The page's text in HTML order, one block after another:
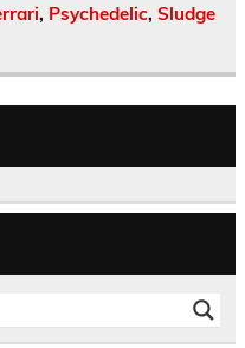
, Psychedelic, Sludge